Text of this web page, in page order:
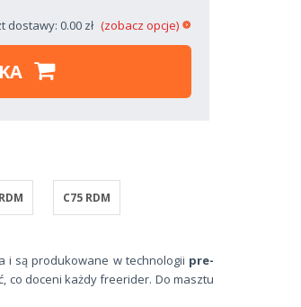
dostawy: 0.00 zł (zobacz opcje)
C75 RDM
i są produkowane w technologii pre-
co doceni każdy freerider. Do masztu